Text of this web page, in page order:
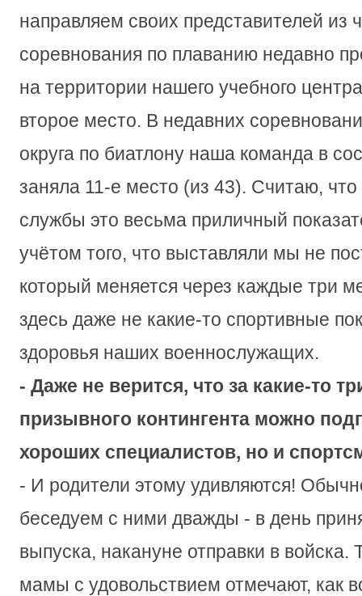
направляем своих представителей из
соревнования по плаванию недавно
на территории нашего учебного
второе место. В недавних
округа по биатлону наша команда в
заняла 11-е место (из 43). Считаю, что
службы это весьма приличный
учётом того, что выставляли мы не
который меняется через каждые три
здесь даже не какие-то спортивные
здоровья наших военнослужащих.
- Даже не верится, что за какие-то
призывного контингента можно
хороших специалистов, но и
- И родители этому удивляются!
беседуем с ними дважды - в день
выпуска, накануне отправки в войска.
мамы с удовольствием отмечают, как